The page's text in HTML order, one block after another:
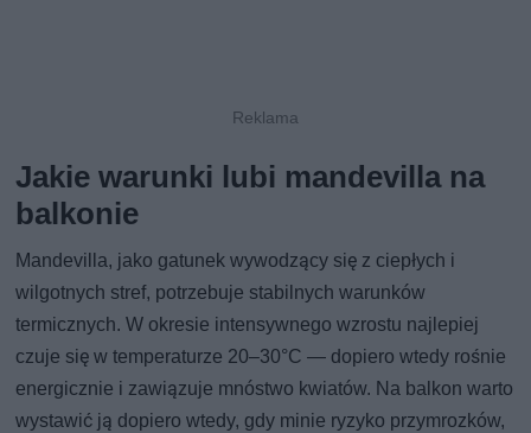
Jakie warunki lubi mandevilla na
balkonie
Mandevilla, jako gatunek wywodzący się z ciepłych i
wilgotnych stref, potrzebuje stabilnych warunków
termicznych. W okresie intensywnego wzrostu najlepiej
czuje się w temperaturze 20–30°C — dopiero wtedy rośnie
energicznie i zawiązuje mnóstwo kwiatów. Na balkon warto
wystawić ją dopiero wtedy, gdy minie ryzyko przymrozków,